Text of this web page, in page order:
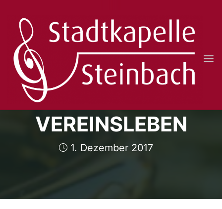
content
STADTKAPELLE
STEINBACH
E.V.
NEWS AUS DEM
VEREINSLEBEN
1. Dezember 2017